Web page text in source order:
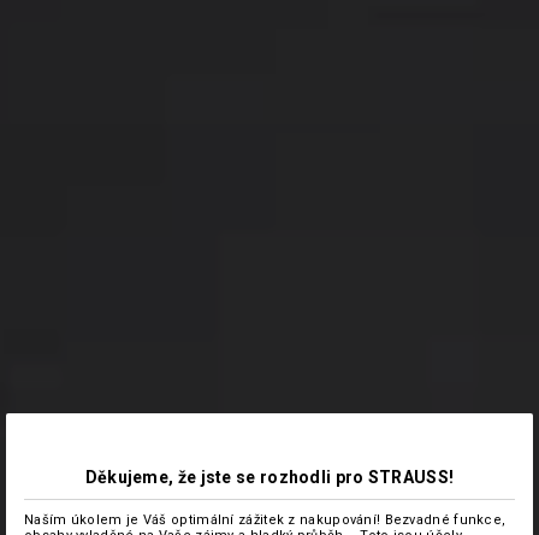
Děkujeme, že jste se rozhodli pro STRAUSS!
Naším úkolem je Váš optimální zážitek z nakupování! Bezvadné funkce,